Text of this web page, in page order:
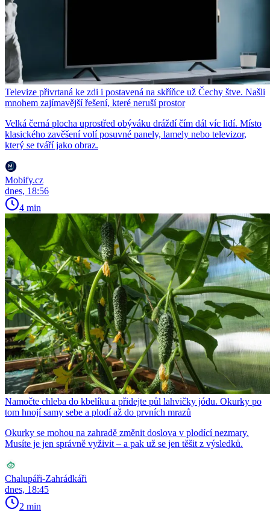
Televize přivrtaná ke zdi i postavená na skříňce už Čechy štve. Našli
mnohem zajímavější řešení, které neruší prostor
Velká černá plocha uprostřed obýváku dráždí čím dál víc lidí. Místo
klasického zavěšení volí posuvné panely, lamely nebo televizor,
který se tváří jako obraz.
Mobify.cz
dnes, 18:56
4 min
Namočte chleba do kbelíku a přidejte půl lahvičky jódu. Okurky po
tom hnojí samy sebe a plodí až do prvních mrazů
Okurky se mohou na zahradě změnit doslova v plodící nezmary.
Musíte je jen správně vyživit – a pak už se jen těšit z výsledků.
Chalupáři-Zahrádkáři
dnes, 18:45
2 min